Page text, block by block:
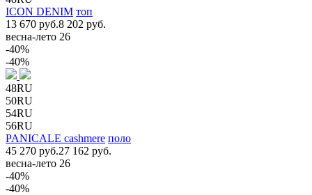
ICON DENIM топ
13 670 руб.8 202 руб.
весна-лето 26
-40%
-40%
48RU
50RU
54RU
56RU
PANICALE cashmere поло
45 270 руб.27 162 руб.
весна-лето 26
-40%
-40%